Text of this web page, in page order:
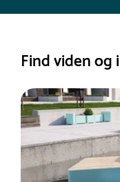
Find viden